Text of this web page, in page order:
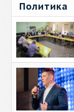
Политика